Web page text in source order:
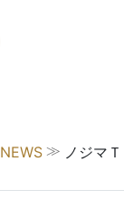
NEWS ≫ ノジマ